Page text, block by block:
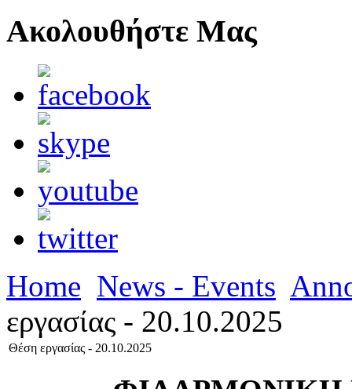
Ακολουθήστε Μας
Home News - Events
εργασίας - 20.10.2025
Θέση εργασίας - 20.10.2025